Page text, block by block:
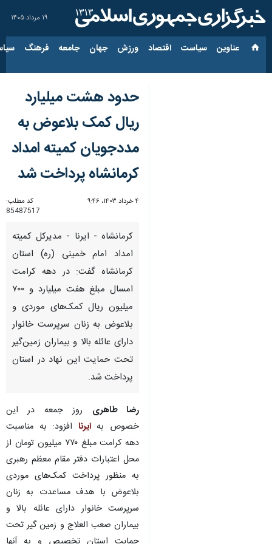
۱۹ مرداد ۱۴۰۵
عناوین‌ سیاست اقتصاد ورزش جهان جامعه فرهنگ
حدود هشت میلیارد
ریال کمک بلاعوض به
مددجویان کمیته امداد
کرمانشاه پرداخت شد
۴ خرداد ۱۴۰۳، ۹:۴۶
کد مطلب:
85487517
کرمانشاه - ایرنا - مدیرکل کمیته
امداد امام خمینی (ره) استان
کرمانشاه گفت: در دهه کرامت
امسال مبلغ هفت میلیارد و ۷۰۰
میلیون ریال کمک‌های موردی و
بلاعوض به زنان سرپرست خانوار
دارای عائله بالا و بیماران زمین‌گیر
تحت حمایت این نهاد در استان
پرداخت شد.
رضا طاهری روز جمعه در این
خصوص بهایرنا افزود: به مناسبت
دهه کرامت مبلغ ۷۷۰ میلیون تومان از
محل اعتبارات دفتر مقام معظم رهبری
به منظور پرداخت کمک‌های موردی
بلاعوض با هدف مساعدت به زنان
سرپرست خانوار دارای عائله بالا و
بیماران صعب العلاج و زمین گیر تحت